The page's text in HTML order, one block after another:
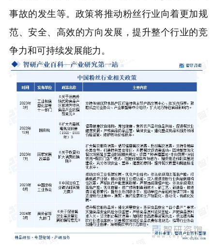
事故的发生等。政策将推动粉丝行业向着更加规
范、安全、高效的方向发展，提升整个行业的竞
争力和可持续发展能力。